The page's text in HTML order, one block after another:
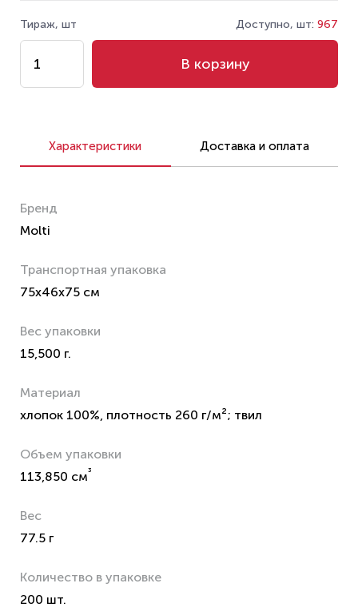
Тираж, шт Доступно, шт: 967
В корзину
Характеристики Доставка и оплата
Бренд
Molti
Транспортная упаковка
75x46x75 см
Вес упаковки
15,500 г.
Материал
хлопок 100%, плотность 260 г/м²; твил
Объем упаковки
113,850 см³
Вес
77.5 г
Количество в упаковке
200 шт.